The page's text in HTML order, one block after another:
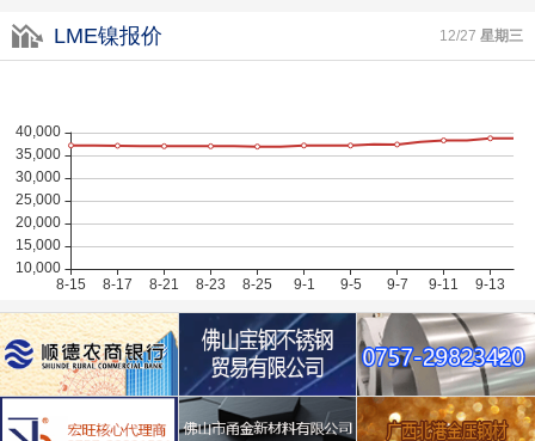
联众LH/2B 8800 0.00
LME镍报价 12/27 星期三